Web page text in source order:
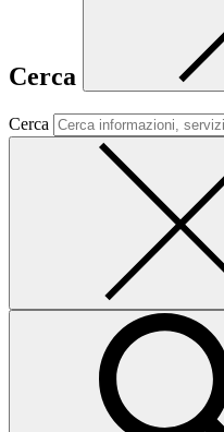
Cerca
Cerca